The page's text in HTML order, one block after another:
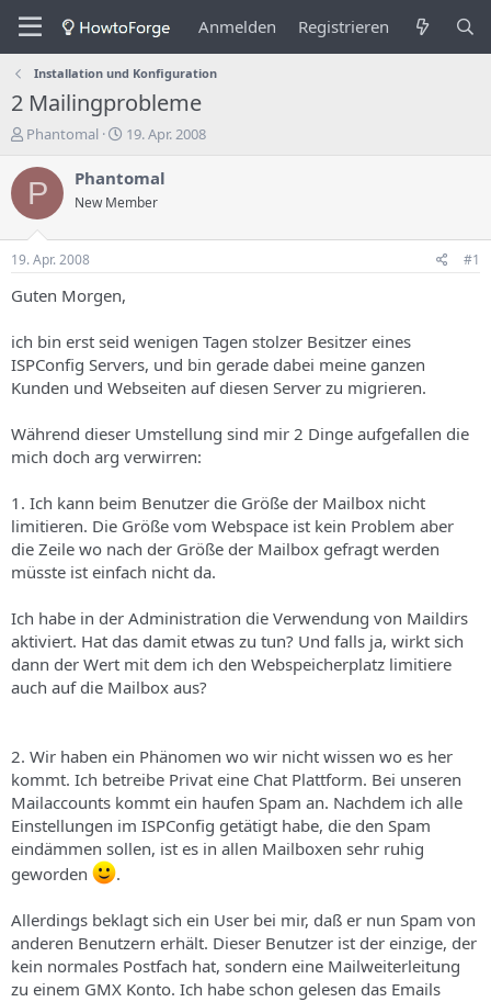
Anmelden Registrieren
Installation und Konfiguration
2 Mailingprobleme
E
s
e
e
r
s
T
h
m
a
s
Phantomal
E
s
e
d
a
t
m
19. Apr. 2008
P Phantomal
New Member
19. Apr. 2008 #1
Guten Morgen,
ich bin erst seid wenigen Tagen stolzer Besitzer eines
ISPConfig Servers, und bin gerade dabei meine ganzen
Kunden und Webseiten auf diesen Server zu migrieren.
Während dieser Umstellung sind mir 2 Dinge aufgefallen die
mich doch arg verwirren:
1. Ich kann beim Benutzer die Größe der Mailbox nicht
limitieren. Die Größe vom Webspace ist kein Problem aber
die Zeile wo nach der Größe der Mailbox gefragt werden
müsste ist einfach nicht da.
Ich habe in der Administration die Verwendung von Maildirs
aktiviert. Hat das damit etwas zu tun? Und falls ja, wirkt sich
dann der Wert mit dem ich den Webspeicherplatz limitiere
auch auf die Mailbox aus?
2. Wir haben ein Phänomen wo wir nicht wissen wo es her
kommt. Ich betreibe Privat eine Chat Plattform. Bei unseren
Mailaccounts kommt ein haufen Spam an. Nachdem ich alle
Einstellungen im ISPConfig getätigt habe, die den Spam
eindämmen sollen, ist es in allen Mailboxen sehr ruhig
geworden
.
Allerdings beklagt sich ein User bei mir, daß er nun Spam von
anderen Benutzern erhält. Dieser Benutzer ist der einzige, der
kein normales Postfach hat, sondern eine Mailweiterleitung
zu einem GMX Konto. Ich habe schon gelesen das Emails